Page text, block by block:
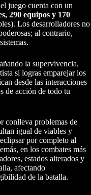
juego cuenta con un
290 equipos y 170
Los desarrolladores no
al contrario,
la supervivencia,
si logras emparejar los
desde las interacciones
de acción de todo tu
conlleva problemas de
igual de viables y
por completo al
en los combates más
estados alterados y
afectando
de la batalla.